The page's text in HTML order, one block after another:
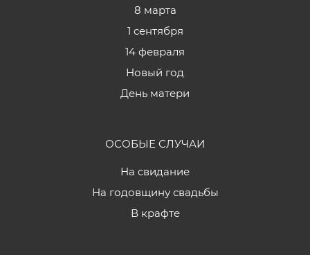
8 марта
1 сентября
14 февраля
Новый год
День матери
ОСОБЫЕ СЛУЧАИ
На свидание
На годовщину свадьбы
В крафте